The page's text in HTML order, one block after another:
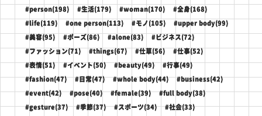
#person(198) #生活(179) #woman(170) #全身(168)
#life(119) #one person(113) #モノ(105) #upper body(99)
#美容(95) #ポーズ(86) #alone(83) #ビジネス(72)
#ファッション(71) #things(67) #仕草(56) #仕事(52)
#表情(51) #イベント(50) #beauty(49) #行事(49)
#fashion(47) #日常(47) #whole body(44) #business(42)
#event(42) #pose(40) #female(39) #full body(38)
#gesture(37) #季節(37) #スポーツ(34) #社会(33)